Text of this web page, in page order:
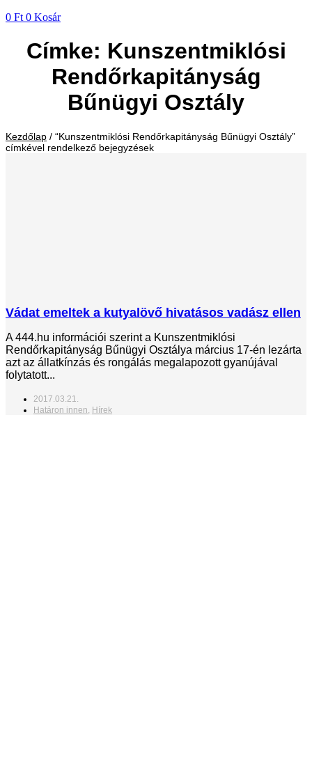
0 Ft 0 Kosár
Címke: Kunszentmiklósi
Rendőrkapitányság
Bűnügyi Osztály
Kezdőlap / “Kunszentmiklósi Rendőrkapitányság Bűnügyi Osztály”
címkével rendelkező bejegyzések
Vádat emeltek a kutyalövő hivatásos vadász ellen
A 444.hu információi szerint a Kunszentmiklósi
Rendőrkapitányság Bűnügyi Osztálya március 17-én lezárta
azt az állatkínzás és rongálás megalapozott gyanújával
folytatott...
2017.03.21.
Határon innen, Hírek